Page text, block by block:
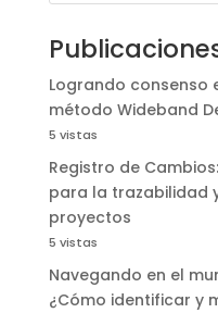
Logrando consenso
método Wideband
5 vistas
Registro de
para la trazabilidad
proyectos
5 vistas
Navegando en el
¿Cómo identificar y